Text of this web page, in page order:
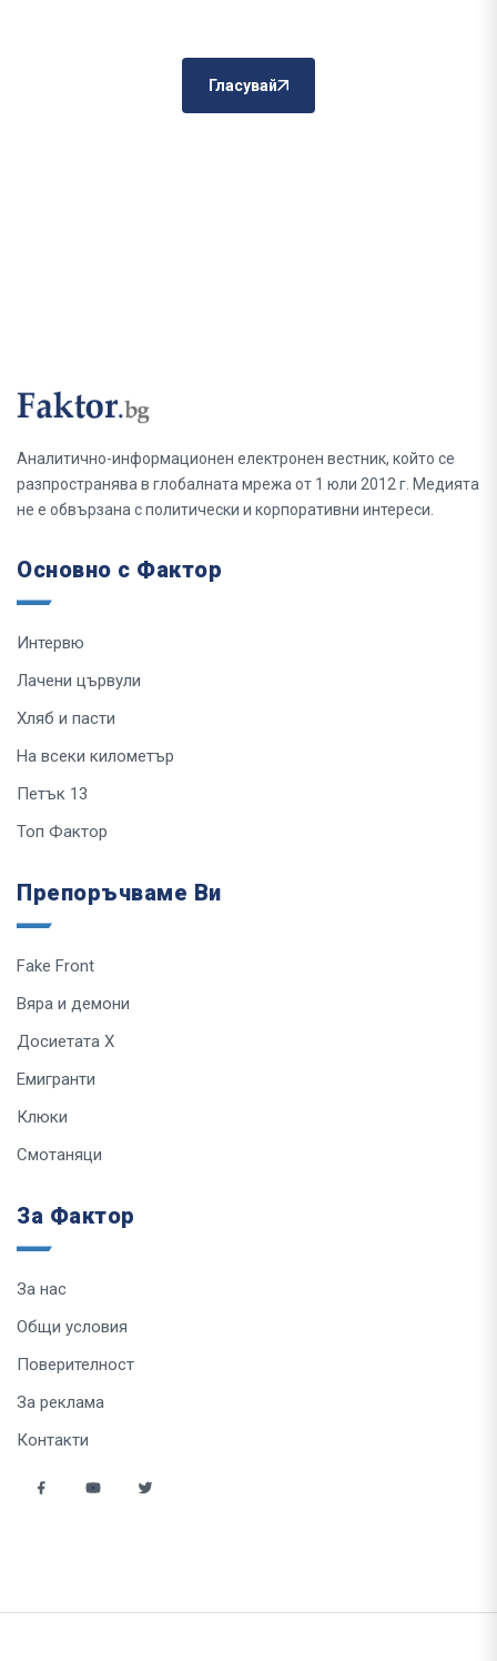
Гласувай
Аналитично-информационен електронен вестник, който се
разпространява в глобалната мрежа от 1 юли 2012 г. Медията
не е обвързана с политически и корпоративни интереси.
Основно с Фактор
Интервю
Лачени цървули
Хляб и пасти
На всеки километър
Петък 13
Топ Фактор
Препоръчваме Ви
Fake Front
Вяра и демони
Досиетата Х
Емигранти
Клюки
Смотаняци
За Фактор
За нас
Общи условия
Поверителност
За реклама
Контакти